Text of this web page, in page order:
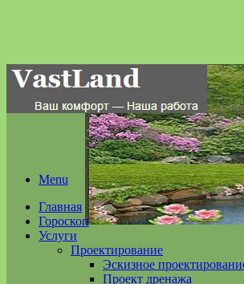
Menu
Главная
Гороскоп
Услуги
Проектирование
Эскизное
Проект дренажа